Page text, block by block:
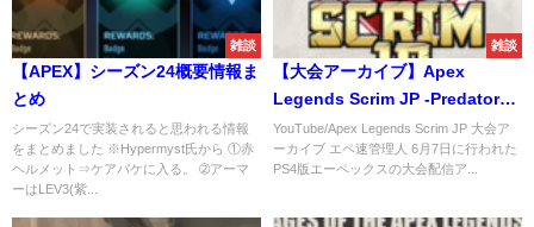
雑談
【APEX】シーズン24概要情報ま
とめ
シーズン24で実装されると思われる情報
をまとめました ※Hypermyst氏から ①赤
ヘルメット⇒ケアパケに入る。 ➁アーマ
ーはLEV3(紫...
雑談
【大会アーカイブ】Apex
Legends Scrim JP -Predators
PS4-【2020/06/07】
YouTube/Apex Legends Scrim JP 大会ア
ーカイブ エペ速管理人 6月7日に行われた
PS4版エーペックスの大会配信ア...